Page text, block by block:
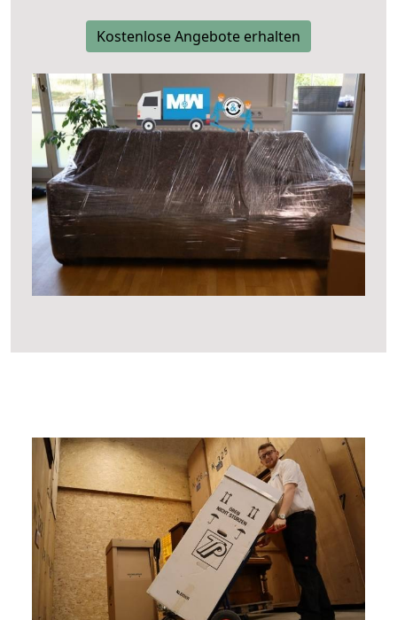
Kostenlose Angebote erhalten